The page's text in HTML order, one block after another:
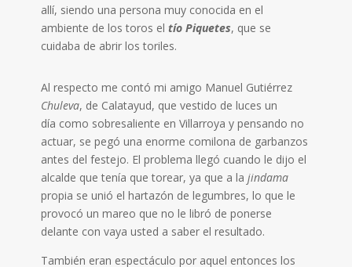
allí, siendo una persona muy conocida en el
ambiente de los toros el tío Piquetes, que se
cuidaba de abrir los toriles.
Al respecto me contó mi amigo Manuel Gutiérrez
Chuleva, de Calatayud, que vestido de luces un
día como sobresaliente en Villarroya y pensando no
actuar, se pegó una enorme comilona de garbanzos
antes del festejo. El problema llegó cuando le dijo el
alcalde que tenía que torear, ya que a la jindama
propia se unió el hartazón de legumbres, lo que le
provocó un mareo que no le libró de ponerse
delante con vaya usted a saber el resultado.
También eran espectáculo por aquel entonces los